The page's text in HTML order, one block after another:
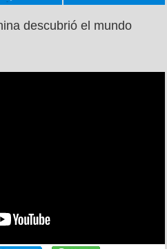
descubrió el mundo